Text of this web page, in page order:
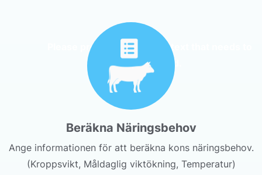
Please provide the English text that needs to
be translated.
Beräkna Näringsbehov
Ange informationen för att beräkna kons näringsbehov.
(Kroppsvikt, Måldaglig viktökning, Temperatur)